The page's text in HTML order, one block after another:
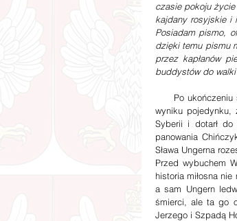
czasie pokoju
kajdany rosyjskie i
Posiadam pismo,
dzięki temu pismu
przez kapłanów
buddystów do
wyniku pojedynku,
Syberii i dotarł do
panowania
Sława Ungerna
Przed wybuchem
historia miłosna
a sam Ungern
śmierci, ale ta go
Jerzego i Szpadą